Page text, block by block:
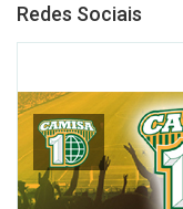
Redes Sociais